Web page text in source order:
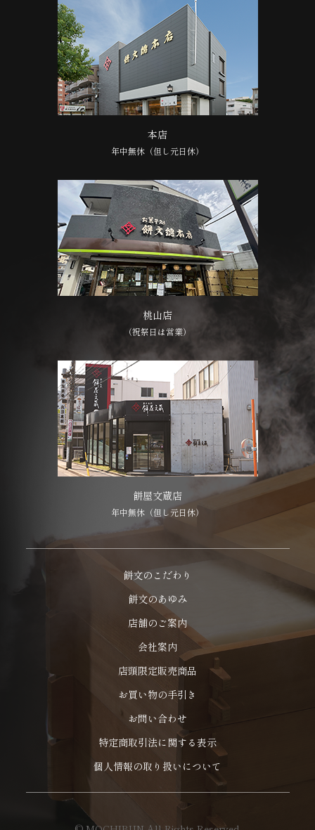
本店
年中無休（但し元日休）
桃山店
（祝祭日は営業）
餅屋文蔵店
年中無休（但し元日休）
餅文のこだわり
餅文のあゆみ
店舗のご案内
会社案内
店頭限定販売商品
お買い物の手引き
お問い合わせ
特定商取引法に関する表示
個人情報の取り扱いについて